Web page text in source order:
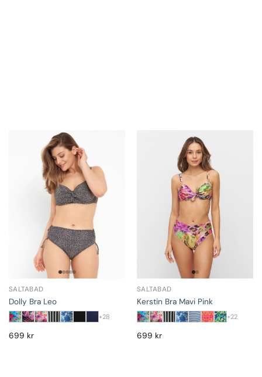
SALTABAD
Dolly Bra Leo
+28
699 kr
SALTABAD
Kerstin Bra Mavi Pink
+22
699 kr